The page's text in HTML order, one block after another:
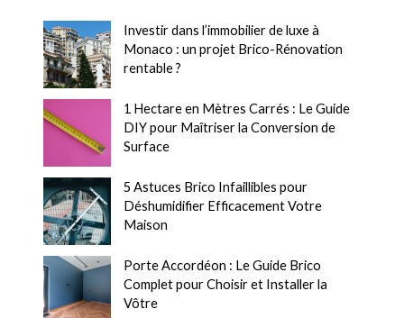
Investir dans l’immobilier de luxe à
Monaco : un projet Brico-Rénovation
rentable ?
1 Hectare en Mètres Carrés : Le Guide
DIY pour Maîtriser la Conversion de
Surface
5 Astuces Brico Infaillibles pour
Déshumidifier Efficacement Votre
Maison
Porte Accordéon : Le Guide Brico
Complet pour Choisir et Installer la
Vôtre